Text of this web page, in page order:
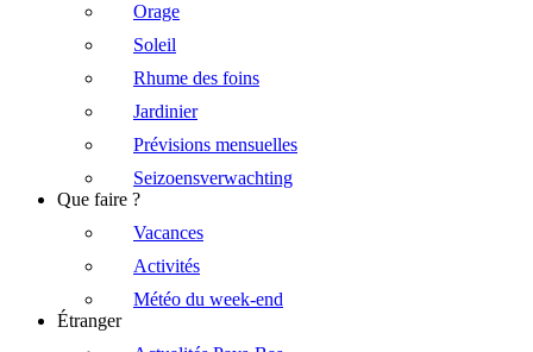
Orage
Soleil
Rhume des foins
Jardinier
Prévisions mensuelles
Seizoensverwachting
Que faire ?
Vacances
Activités
Météo du week-end
Étranger